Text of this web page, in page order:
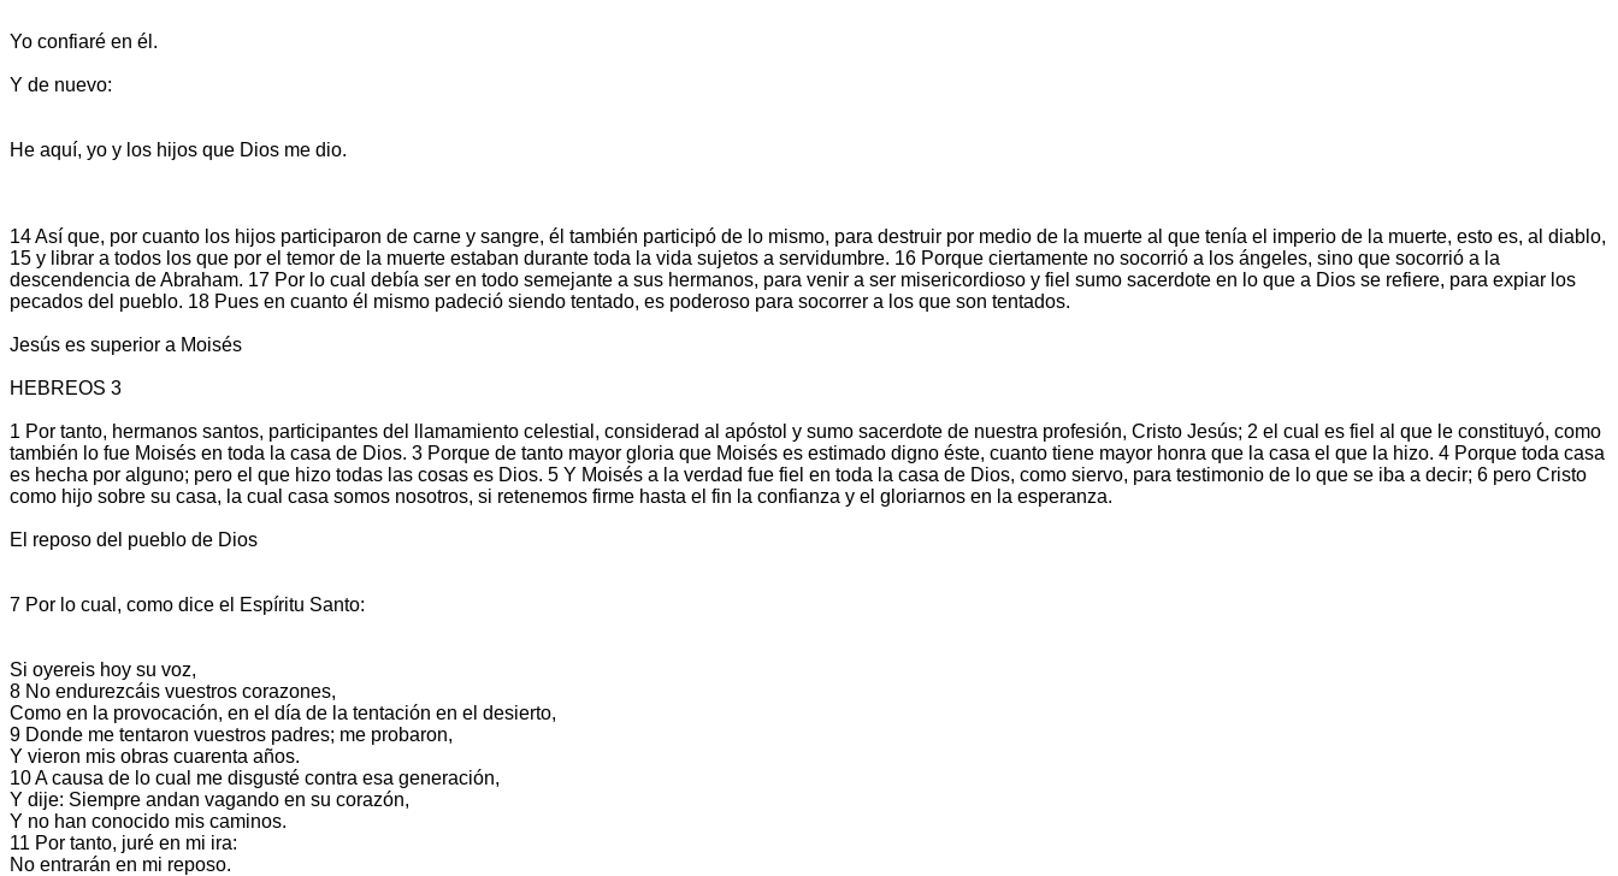
Yo confiaré en él.
Y de nuevo:
He aquí, yo y los hijos que Dios me dio.
14 Así que, por cuanto los hijos participaron de carne y sangre, él también participó de lo mismo, para destruir por medio de la muerte al que tenía el imperio de la muerte, esto es, al diablo,
15 y librar a todos los que por el temor de la muerte estaban durante toda la vida sujetos a servidumbre. 16 Porque ciertamente no socorrió a los ángeles, sino que socorrió a la
descendencia de Abraham. 17 Por lo cual debía ser en todo semejante a sus hermanos, para venir a ser misericordioso y fiel sumo sacerdote en lo que a Dios se refiere, para expiar los
pecados del pueblo. 18 Pues en cuanto él mismo padeció siendo tentado, es poderoso para socorrer a los que son tentados.
Jesús es superior a Moisés
HEBREOS 3
1 Por tanto, hermanos santos, participantes del llamamiento celestial, considerad al apóstol y sumo sacerdote de nuestra profesión, Cristo Jesús; 2 el cual es fiel al que le constituyó, como
también lo fue Moisés en toda la casa de Dios. 3 Porque de tanto mayor gloria que Moisés es estimado digno éste, cuanto tiene mayor honra que la casa el que la hizo. 4 Porque toda casa
es hecha por alguno; pero el que hizo todas las cosas es Dios. 5 Y Moisés a la verdad fue fiel en toda la casa de Dios, como siervo, para testimonio de lo que se iba a decir; 6 pero Cristo
como hijo sobre su casa, la cual casa somos nosotros, si retenemos firme hasta el fin la confianza y el gloriarnos en la esperanza.
El reposo del pueblo de Dios
7 Por lo cual, como dice el Espíritu Santo:
Si oyereis hoy su voz,
8 No endurezcáis vuestros corazones,
Como en la provocación, en el día de la tentación en el desierto,
9 Donde me tentaron vuestros padres; me probaron,
Y vieron mis obras cuarenta años.
10 A causa de lo cual me disgusté contra esa generación,
Y dije: Siempre andan vagando en su corazón,
Y no han conocido mis caminos.
11 Por tanto, juré en mi ira:
No entrarán en mi reposo.